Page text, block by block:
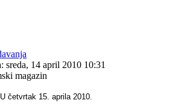
sreda, 14 april 2010 10:31
magazin
U četvrtak 15. aprila 2010.